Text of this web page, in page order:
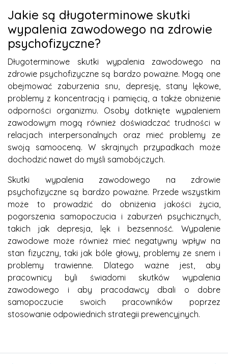
Jakie są długoterminowe skutki
wypalenia zawodowego na zdrowie
psychofizyczne?
Długoterminowe skutki wypalenia zawodowego na
zdrowie psychofizyczne są bardzo poważne. Mogą one
obejmować zaburzenia snu, depresję, stany lękowe,
problemy z koncentracją i pamięcią, a także obniżenie
odporności organizmu. Osoby dotknięte wypaleniem
zawodowym mogą również doświadczać trudności w
relacjach interpersonalnych oraz mieć problemy ze
swoją samooceną. W skrajnych przypadkach może
dochodzić nawet do myśli samobójczych.
Skutki wypalenia zawodowego na zdrowie
psychofizyczne są bardzo poważne. Przede wszystkim
może to prowadzić do obniżenia jakości życia,
pogorszenia samopoczucia i zaburzeń psychicznych,
takich jak depresja, lęk i bezsenność. Wypalenie
zawodowe może również mieć negatywny wpływ na
stan fizyczny, taki jak bóle głowy, problemy ze snem i
problemy trawienne. Dlatego ważne jest, aby
pracownicy byli świadomi skutków wypalenia
zawodowego i aby pracodawcy dbali o dobre
samopoczucie swoich pracowników poprzez
stosowanie odpowiednich strategii prewencyjnych.